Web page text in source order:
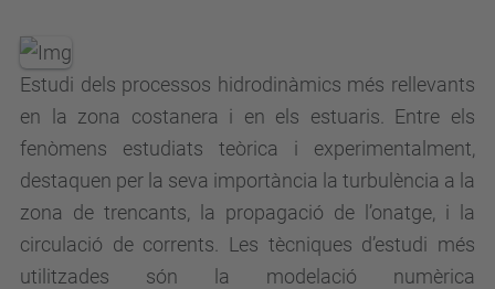
Estudi dels processos hidrodinàmics més rellevants
en la zona costanera i en els estuaris. Entre els
fenòmens estudiats teòrica i experimentalment,
destaquen per la seva importància la turbulència a la
zona de trencants, la propagació de l’onatge, i la
circulació de corrents. Les tècniques d’estudi més
utilitzades són la modelació numèrica